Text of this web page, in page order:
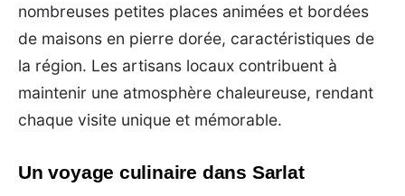
nombreuses petites places animées et bordées
de maisons en pierre dorée, caractéristiques de
la région. Les artisans locaux contribuent à
maintenir une atmosphère chaleureuse, rendant
chaque visite unique et mémorable.
Un voyage culinaire dans Sarlat